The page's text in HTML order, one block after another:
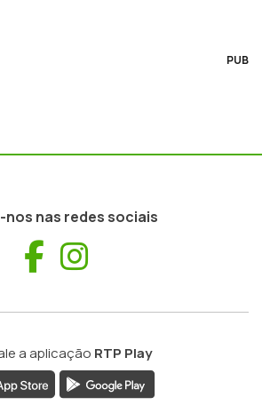
PUB
nos nas redes sociais
Facebook
a aplicação RTP Play